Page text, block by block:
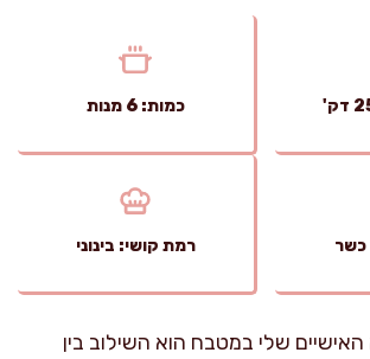
כמות: 6 מנות
כשר רמת קושי: בינוני
שלי במטבח הוא השילוב בין